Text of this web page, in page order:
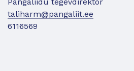
taliharm@pangaliit.ee
6116569